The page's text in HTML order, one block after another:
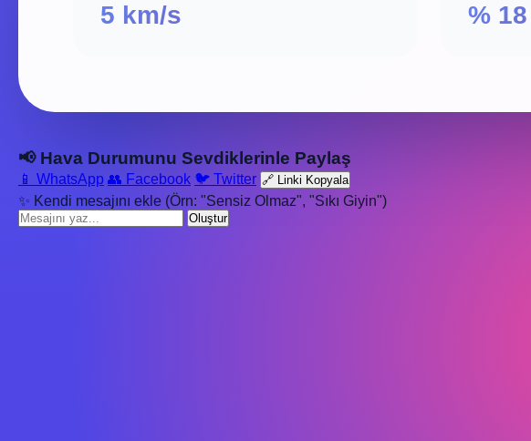
5 km/s % 18
📢 Hava Durumunu Sevdiklerinle Paylaş
📱 WhatsApp 👥 Facebook 🐦 Twitter 🔗 Linki Kopyala
✨ Kendi mesajını ekle (Örn: "Sensiz Olmaz", "Sıkı Giyin")
Oluştur